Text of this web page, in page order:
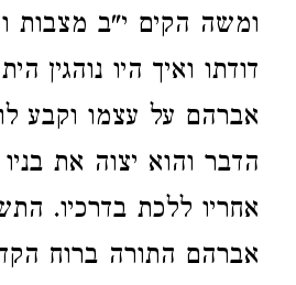
ומשה הקים י"ב מצבות
דודתו ואיך היו נוהגין
אברהם על עצמו וקבע
הדבר והוא יצוה את
אחריו ללכת בדרכיו.
אברהם התורה ברוח